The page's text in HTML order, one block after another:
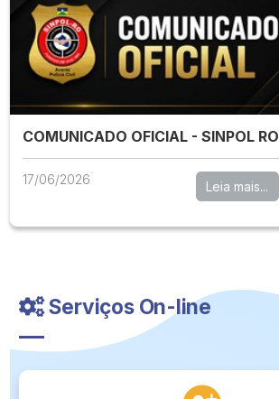
COMUNICADO OFICIAL - SINPOL RO
17/06/2026 Leia mais...
Serviços On-line